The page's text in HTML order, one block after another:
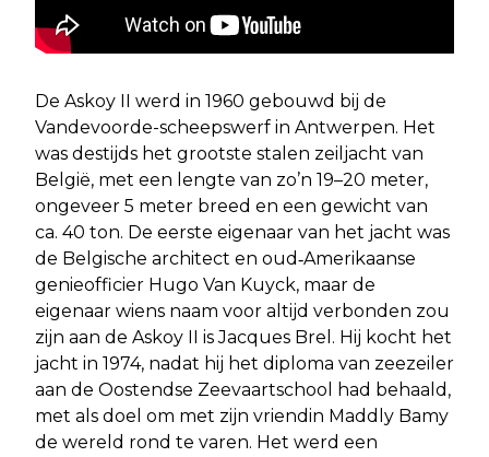
De Askoy II werd in 1960 gebouwd bij de
Vandevoorde-scheepswerf in Antwerpen. Het
was destijds het grootste stalen zeiljacht van
België, met een lengte van zo’n 19–20 meter,
ongeveer 5 meter breed en een gewicht van
ca. 40 ton. De eerste eigenaar van het jacht was
de Belgische architect en oud‑Amerikaanse
genieofficier Hugo Van Kuyck, maar de
eigenaar wiens naam voor altijd verbonden zou
zijn aan de Askoy II is Jacques Brel. Hij kocht het
jacht in 1974, nadat hij het diploma van zeezeiler
aan de Oostendse Zeevaartschool had behaald,
met als doel om met zijn vriendin Maddly Bamy
de wereld rond te varen. Het werd een